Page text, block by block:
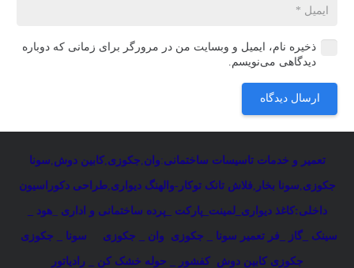
ذخیره نام، ایمیل و وبسایت من در مرورگر برای زمانی که دوباره
دیدگاهی می‌نویسم.
ارسال دیدگاه
تعمیر و خدمات تاسیسات ساختمانی:وان جکوزی ,کابین دوش سونا
جکوزی سونا بخار فلاش تانک توکار-والهنگ دیواری ,طراحی دکوراسیون
داخلی:کاغذ دیواری_لمینت_پارکت _پرده ساختمانی و اداری _هود _
سینک _گاز _فر تعمیر سونا _ جکوزی وان _ جکوزی سونا _ جکوزی
جکوزی کابین دوش کفشور _ حوله خشک کن _ رادیاتور